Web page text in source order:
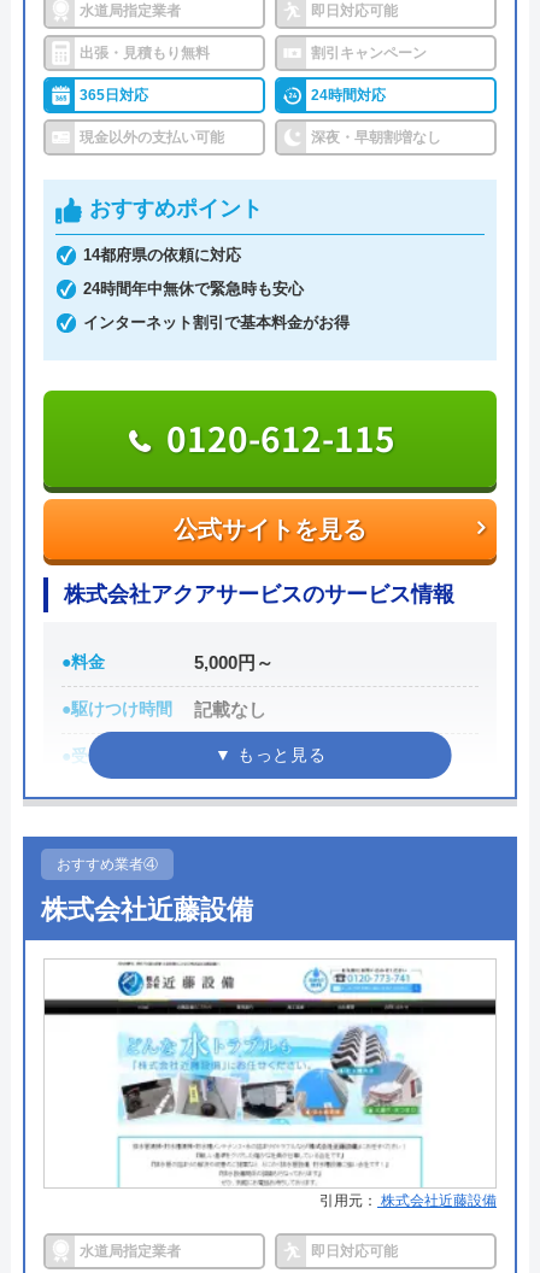
所在地
〒542-0066
大阪府大阪市中央区瓦屋町3丁目7-3 イ
ースマイルビル
対応エリア 39都道府県
対応エリア詳
細
岸和田市のトイレ詰まり・水漏れ修理
定店
4.1（198件のクチコミ）
※クチコミの内容について
りえP
2 か月前
トイレが詰まって本当に困っていましたが、
イースマイルさんに依頼して大正解でした！
連絡後すぐに駆けつけてくださり、あっとい
う間に解決。スタッフの方も非常に丁寧で、
Googleクチコミを見る
詳細は公式HPでご確認ください
ハウスラボホームがおすすめの理由
ハウスラボホームは全国各地に拠点を構えている水
道修理業者です。トイレ、キッチン、浴室などの水
まわりトラブル全般に対応しており、作業料金が
6,600円からとお手頃価格で提供をしています。
万が一、水まわりに問題が発生した場合は、最短20
自社研修を実施しているため、技術には問題ないよ
うです。
トラブルの原因や作業例などが分かりやすく記載さ
れており、依頼の際も安心できますね。候補のひと
つにしてみてください。
ちなみに、電話で連絡した際に「サイトを見た」と
伝えると作業料金が2,000円割引になるWEB割があ
りますので、相談する際は必ず電話で相談し、その
際には必ず「サイトを見た」と伝えましょう。
公式サイトを見る
0120-221-611
受付時間 24時間 年中無休
ハウスラボホームの基本情報
運営会社 株式会社ハウスラボ
勝島崇裕
創業・設立 2024年11月設立
所在地
〒113-0033
水道局指定業者 即日対応可能
出張・見積もり無料 割引キャンペーン
365日対応 24時間対応
現金以外の支払い可能 深夜・早朝割増なし
おすすめポイント
14都府県の依頼に対応
24時間年中無休で緊急時も安心
インターネット割引で基本料金がお得
公式サイトを見る
0120-612-115
株式会社アクアサービスのサービス情報
●料金 5,000円～
●駆けつけ時間 記載なし
●受付時間 24時間
●定休日 年中無休
●累計実績
株式会社アクアサービスがおすすめの理由
株式会社アクアサービスは水漏れやつまりなどのト
ラブル解消や、蛇口交換などの作業を受付けている
業者です。国内に多数の協力店があるので、現在14
都府県からの依頼に対応しています。営業時間は24
時間年中無休なので、緊急のトラブルにもすぐに対
応してもらえます。見積もりは無料で実施している
ト割引が適用されると通常5,000円の基本料金が
おすすめ業者④
株式会社近藤設備
引用元： 株式会社近藤設備
水道局指定業者 即日対応可能